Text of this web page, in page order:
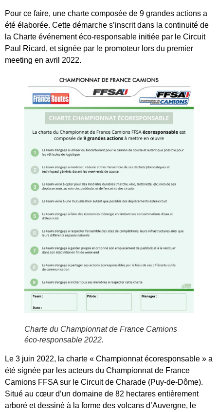
Pour ce faire, une charte composée de 9 grandes actions a
été élaborée. Cette démarche s’inscrit dans la continuité de
la Charte événement éco-responsable initiée par le Circuit
Paul Ricard, et signée par le promoteur lors du premier
meeting en avril 2022.
Charte du Championnat de France Camions
éco-responsable 2022.
Le 3 juin 2022, la charte « Championnat écoresponsable » a
été signée par les acteurs du Championnat de France
Camions FFSA sur le Circuit de Charade (Puy-de-Dôme).
Situé au cœur d’un domaine de 82 hectares entièrement
arboré et dessiné à la forme des volcans d’Auvergne, le